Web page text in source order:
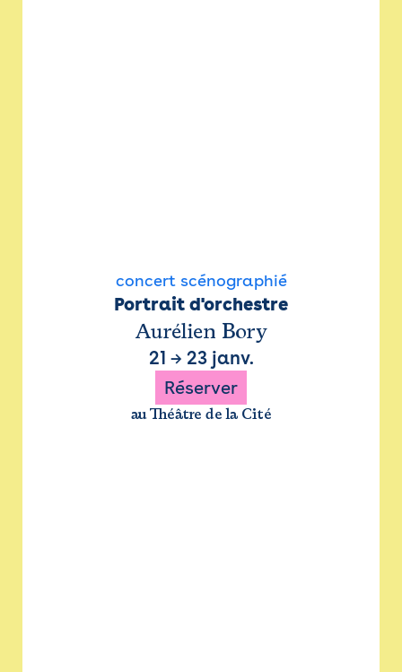
concert scénographié
Portrait d'orchestre
Aurélien Bory
21 → 23 janv.
Réserver
au Théâtre de la Cité